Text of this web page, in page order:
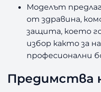
Моделът
от здравина,
защита, което
избор както за
професионални
Предимства